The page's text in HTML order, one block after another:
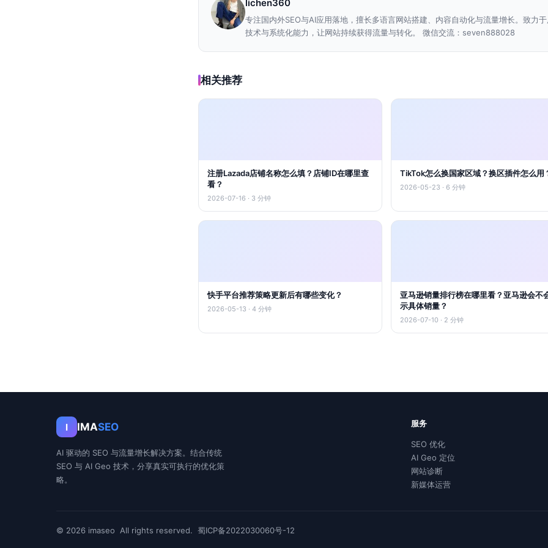
lichen360
专注国内外SEO与AI应用落地，擅长多语言网站搭建、内容自动化与流量增长。致力
技术与系统化能力，让网站持续获得流量与转化。 微信交流：seven888028
相关推荐
注册Lazada店铺名称怎么填？店铺ID在哪里查
看？
2026-07-16 · 3 分钟
TikTok怎么换国家区域？换区插件怎么用
2026-05-23 · 6 分钟
快手平台推荐策略更新后有哪些变化？
2026-05-13 · 4 分钟
亚马逊销量排行榜在哪里看？亚马逊会不
示具体销量？
2026-07-10 · 2 分钟
I IMASEO
AI 驱动的 SEO 与流量增长解决方案。结合传统
SEO 与 AI Geo 技术，分享真实可执行的优化策
略。
服务
SEO 优化
AI Geo 定位
网站诊断
新媒体运营
© 2026 imaseo All rights reserved. 蜀ICP备2022030060号-12